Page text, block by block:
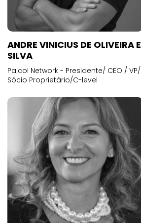
ANDRE VINICIUS DE OLIVEIRA E
SILVA
Palco! Network - Presidente/ CEO / VP/
Sócio Proprietário/C-level